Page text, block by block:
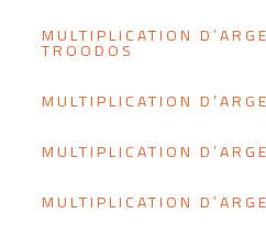
MULTIPLICATION
TROODOS
MULTIPLICATION
MULTIPLICATION
MULTIPLICATION